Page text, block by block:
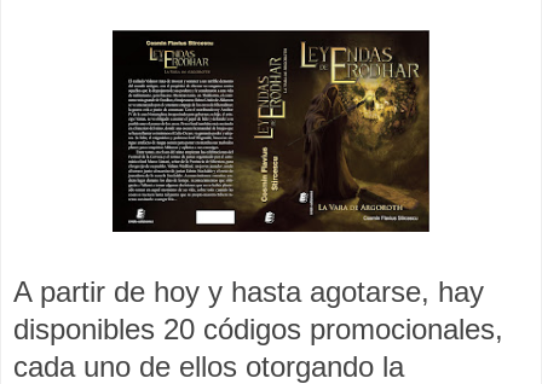
A partir de hoy y hasta agotarse, hay
disponibles 20 códigos promocionales,
cada uno de ellos otorgando la